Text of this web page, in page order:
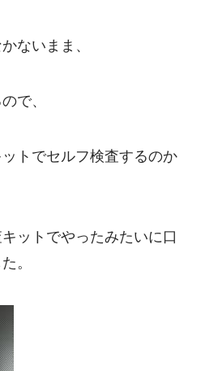
ないまま、
で、
トでセルフ検査するのか
ットでやったみたいに口
。